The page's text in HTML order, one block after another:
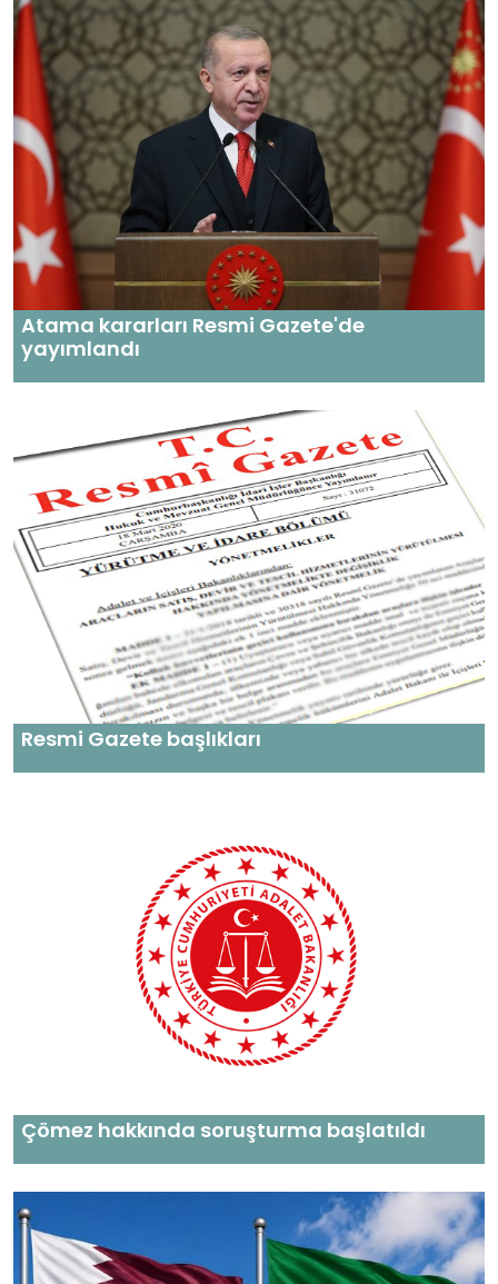
Atama kararları Resmi Gazete'de
yayımlandı
Resmi Gazete başlıkları
Çömez hakkında soruşturma başlatıldı